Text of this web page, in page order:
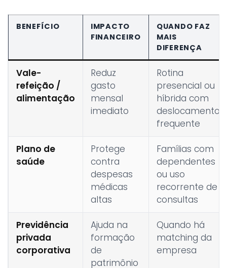
BENEFÍCIO
IMPACTO
FINANCEIRO
QUANDO FAZ
MAIS
DIFERENÇA
Vale-
refeição /
alimentação
Reduz
gasto
mensal
imediato
Rotina
presencial ou
híbrida com
deslocamento
frequente
Plano de
saúde
Protege
contra
despesas
médicas
altas
Famílias com
dependentes
ou uso
recorrente de
consultas
Previdência
privada
corporativa
Ajuda na
formação
de
patrimônio
Quando há
matching da
empresa